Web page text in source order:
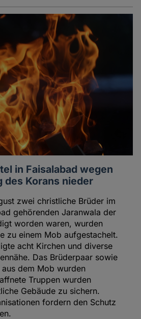
in Faisalabad wegen
des Korans nieder
zwei christliche Brüder im
gehörenden Jaranwala der
worden waren, wurden
zu einem Mob aufgestachelt.
acht Kirchen und diverse
Das Brüderpaar sowie
dem Mob wurden
Truppen wurden
Gebäude zu sichern.
fordern den Schutz